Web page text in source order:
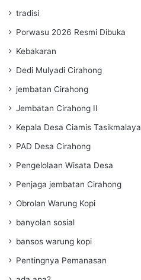
tradisi
Porwasu 2026 Resmi Dibuka
Kebakaran
Dedi Mulyadi Cirahong
jembatan Cirahong
Jembatan Cirahong II
Kepala Desa Ciamis Tasikmalaya
PAD Desa Cirahong
Pengelolaan Wisata Desa
Penjaga jembatan Cirahong
Obrolan Warung Kopi
banyolan sosial
bansos warung kopi
Pentingnya Pemanasan